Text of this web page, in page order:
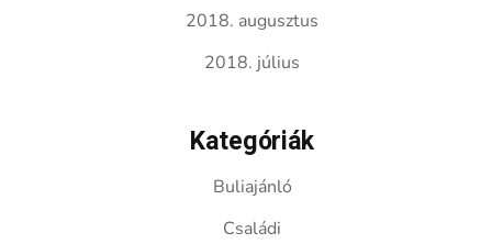
2018. augusztus
2018. július
Kategóriák
Buliajánló
Családi